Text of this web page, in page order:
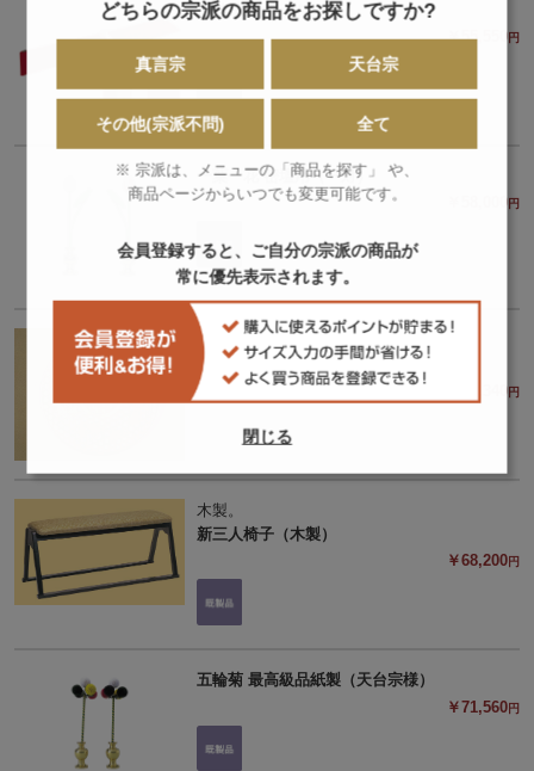
連結電気カーペット
￥55,550円
一葉一花 密壇用（一対）
￥58,000円
9寸。紐別売。本金消メッキ仕上。
華籠皿 籠目
￥62,340円
木製。
新三人椅子（木製）
￥68,200円
五輪菊 最高級品紙製（天台宗様）
￥71,560円
どちらの宗派の商品をお探しですか?
真言宗 天台宗
その他(宗派不問) 全て
※ 宗派は、メニューの「商品を探す」 や、
商品ページからいつでも変更可能です。
会員登録すると、ご自分の宗派の商品が
常に優先表示されます。
閉じる